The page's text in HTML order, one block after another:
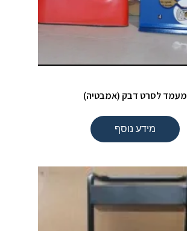
מעמד לסרט דבק (אמבטיה)
מידע נוסף